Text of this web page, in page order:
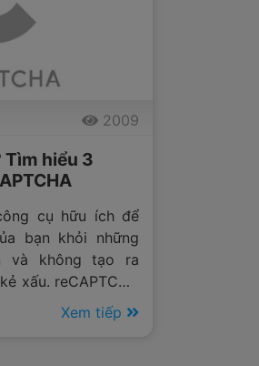
2009
Tìm hiểu 3
cụ hữu ích để
bạn khỏi những
và không tạo ra
xấu. reCAPTCHA
và nó được sử
huống để bảo vệ
Xem tiếp